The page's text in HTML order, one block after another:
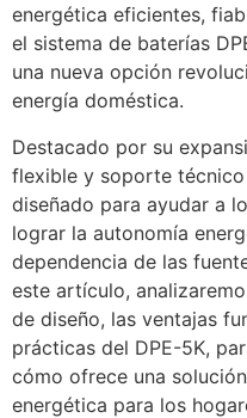
energética eficientes,
el sistema de baterías
una nueva opción
energía doméstica.
Destacado por su
flexible y soporte técnico
diseñado para ayudar a
lograr la autonomía
dependencia de las
este artículo,
de diseño, las ventajas
prácticas del DPE-5K,
cómo ofrece una
energética para los